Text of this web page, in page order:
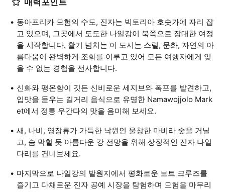
동아프리카 모험의 수도, 진자는 빅토리아 호숫가에 자리 잡
고 있으며, 그곳에서 도도한 나일강이 북쪽으로 장대한 여정
을 시작합니다. 활기 넘치는 이 도시는 스릴, 문화, 자연의 아
름다움이 완벽하게 조화를 이루고 있어 모든 여행자에게 잊
을 수 없는 경험을 선사합니다.
신화와 평온함이 깃든 신비로운 세지브와 폭포를 발견하고,
입맛을 돋우는 길거리 음식으로 유명한 Namawojjolo Mark
et에서 정통 우간다의 맛을 음미해 보세요.
새, 나비, 영장류가 가득한 낙원인 울창한 마비라 숲을 거닐
고, 숨 막힐 듯 아름다운 강 전망을 위해 상징적인 진자 나일
다리를 건너보세요.
마지막으로 나일강의 발원지에서 평화로운 보트 크루즈를
즐기고 다채로운 진자 공예 시장을 탐험하며 모험을 마무리